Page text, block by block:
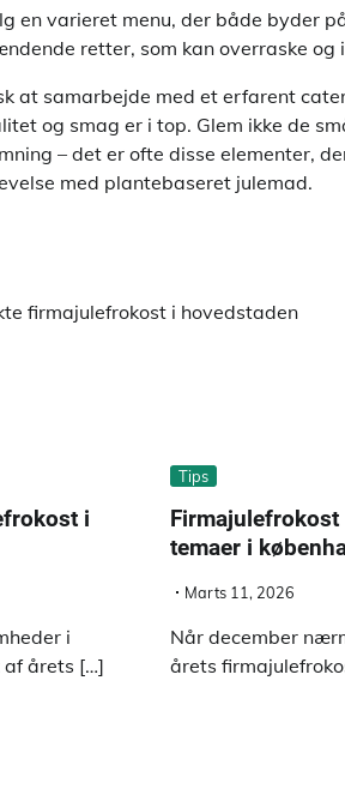
en varieret menu, der både byder
retter, som kan overraske
at samarbejde med et erfarent
og smag er i top. Glem ikke de
– det er ofte disse elementer,
med plantebaseret julemad.
firmajulefrokost i hovedstaden
i
i
af årets […]
Tips
temaer i
Marts 11, 2026
Når december
årets